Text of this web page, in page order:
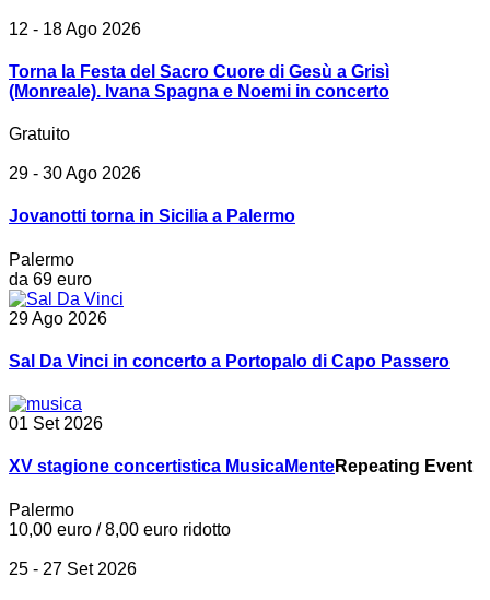
12 - 18 Ago 2026
Torna la Festa del Sacro Cuore di Gesù a Grisì
(Monreale). Ivana Spagna e Noemi in concerto
Gratuito
29 - 30 Ago 2026
Jovanotti torna in Sicilia a Palermo
Palermo
da 69 euro
29 Ago 2026
Sal Da Vinci in concerto a Portopalo di Capo Passero
01 Set 2026
XV stagione concertistica MusicaMenteRepeating Event
Palermo
10,00 euro / 8,00 euro ridotto
25 - 27 Set 2026